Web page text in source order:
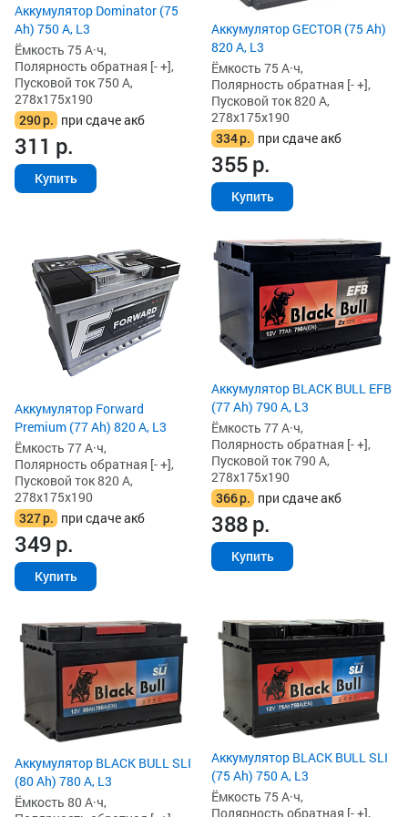
Аккумулятор Dominator (75
Ah) 750 А, L3
Ёмкость 75 А·ч,
Полярность обратная [- +],
Пусковой ток 750 А,
278x175x190
290р. при сдаче акб
311 р.
Купить
Аккумулятор GECTOR (75 Ah)
820 А, L3
Ёмкость 75 А·ч,
Полярность обратная [- +],
Пусковой ток 820 А,
278x175x190
334р. при сдаче акб
355р.
Купить
Аккумулятор Forward
Premium (77 Ah) 820 А, L3
Ёмкость 77 А·ч,
Полярность обратная [- +],
Пусковой ток 820 А,
278x175x190
327р. при сдаче акб
349р.
Купить
Аккумулятор BLACK BULL EFB
(77 Ah) 790 А, L3
Ёмкость 77 А·ч,
Полярность обратная [- +],
Пусковой ток 790 А,
278x175x190
366р. при сдаче акб
388р.
Купить
Аккумулятор BLACK BULL SLI
(80 Ah) 780 А, L3
Ёмкость 80 А·ч,
Аккумулятор BLACK BULL SLI
(75 Ah) 750 А, L3
Ёмкость 75 А·ч,
Полярность обратная [- +],